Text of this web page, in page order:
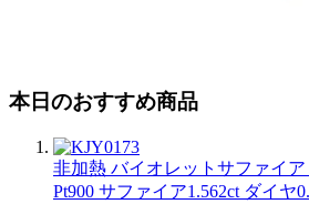
本日のおすすめ商品
非加熱 バイオレットサファイ
Pt900 サファイア1.562ct ダイヤ